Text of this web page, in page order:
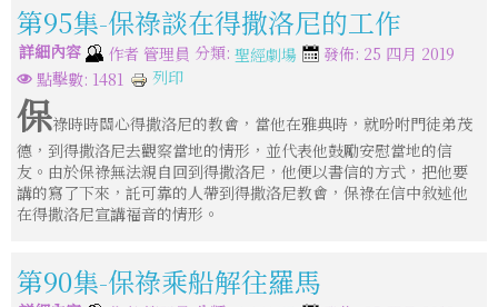
第95集-保祿談在得撒洛尼的工作
詳細內容 作者 管理員 分類: 聖經劇場
發佈: 25 四月 2019
點擊數: 1481
列印
保祿時時關心得撒洛尼的教會，當他在雅典時，就吩咐門徒弟茂
德，到得撒洛尼去觀察當地的情形，並代表他鼓勵安慰當地的信
友。由於保祿無法親自回到得撒洛尼，他便以書信的方式，把他要
講的寫了下來，託可靠的人帶到得撒洛尼教會，保祿在信中敘述他
在得撒洛尼宣講福音的情形。
第90集-保祿乘船解往羅馬